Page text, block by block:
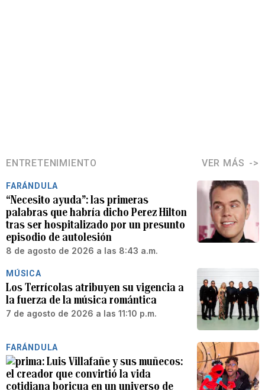
ENTRETENIMIENTO VER MÁS
FARÁNDULA
“Necesito ayuda”: las primeras
palabras que habría dicho Perez Hilton
tras ser hospitalizado por un presunto
episodio de autolesión
8 de agosto de 2026 a las 8:43 a.m.
MÚSICA
Los Terrícolas atribuyen su vigencia a
la fuerza de la música romántica
7 de agosto de 2026 a las 11:10 p.m.
FARÁNDULA
Luis Villafañe y sus muñecos:
el creador que convirtió la vida
cotidiana boricua en un universo de